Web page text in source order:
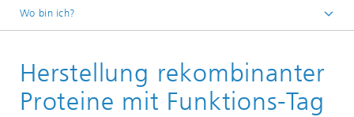
Wo bin ich?
Forschung
Biofabrikation, zellbasierte In-vitro-Testsysteme und
Materialentwicklung
Herstellung rekombinanter
Proteine mit Funktions-Tag